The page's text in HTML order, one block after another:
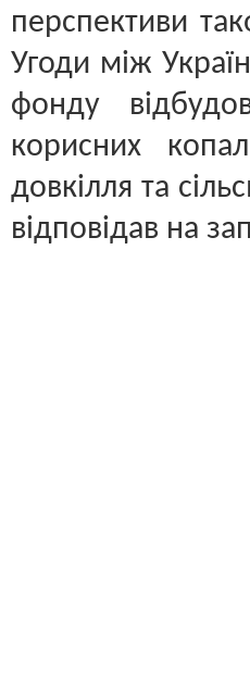
перспективи
Угоди між
фонду
корисних
довкілля та
відповідав на